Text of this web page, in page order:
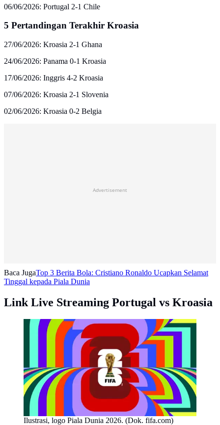
06/06/2026: Portugal 2-1 Chile
5 Pertandingan Terakhir Kroasia
27/06/2026: Kroasia 2-1 Ghana
24/06/2026: Panama 0-1 Kroasia
17/06/2026: Inggris 4-2 Kroasia
07/06/2026: Kroasia 2-1 Slovenia
02/06/2026: Kroasia 0-2 Belgia
Advertisement
Baca JugaTop 3 Berita Bola: Cristiano Ronaldo Ucapkan Selamat
Tinggal kepada Piala Dunia
Link Live Streaming Portugal vs Kroasia
Ilustrasi, logo Piala Dunia 2026. (Dok. fifa.com)